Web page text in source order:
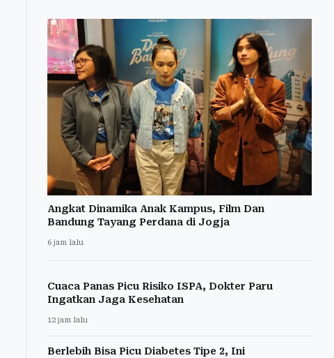
Angkat Dinamika Anak Kampus, Film Dan
Bandung Tayang Perdana di Jogja
6 jam lalu
Cuaca Panas Picu Risiko ISPA, Dokter Paru
Ingatkan Jaga Kesehatan
12 jam lalu
Berlebih Bisa Picu Diabetes Tipe 2, Ini